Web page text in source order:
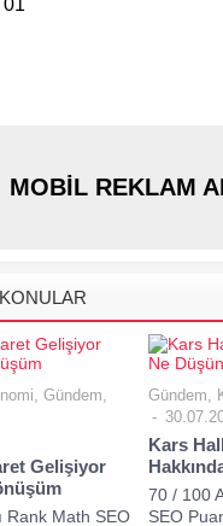
MOBİL REKLAM
, Gündem,
Gelişiyor
Rank Math SEO
Gündem,
Kars
70 / 100
SEO